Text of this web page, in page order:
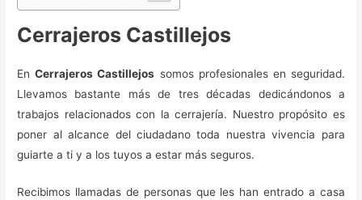
Cerrajeros Castillejos
EnCerrajeros Castillejos somos profesionales en seguridad.
Llevamos bastante más de tres décadas dedicándonos a
trabajos relacionados con la cerrajería. Nuestro propósito es
poner al alcance del ciudadano toda nuestra vivencia para
guiarte a ti y a los tuyos a estar más seguros.
Recibimos llamadas de personas que les han entrado a casa